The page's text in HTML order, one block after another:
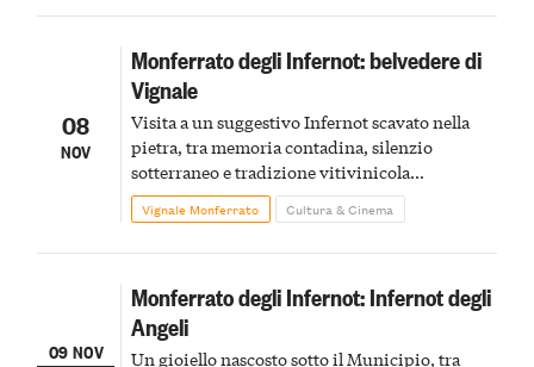
08
NOV
Monferrato degli Infernot: belvedere di
Vignale
Visita a un suggestivo Infernot scavato nella
pietra, tra memoria contadina, silenzio
sotterraneo e tradizione vitivinicola
monferrina
Vignale Monferrato Cultura & Cinema
09 NOV
Monferrato degli Infernot: Infernot degli
Angeli
Un gioiello nascosto sotto il Municipio, tra